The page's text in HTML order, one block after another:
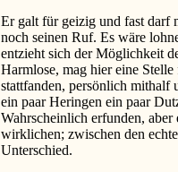
Er galt für geizig und fast darf
noch seinen Ruf. Es wäre
entzieht sich der Möglichkeit
Harmlose, mag hier eine
stattfanden, persönlich mithalf
ein paar Heringen ein paar
Wahrscheinlich erfunden,
wirklichen; zwischen den
Unterschied.